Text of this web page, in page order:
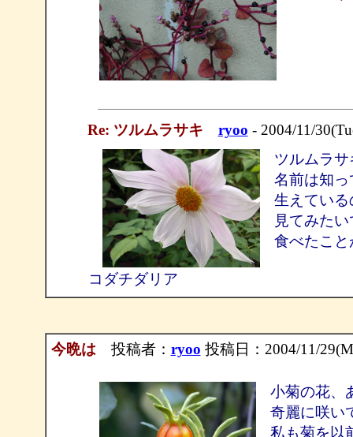
Re: ツルムラサキ ryoo - 2004/11/
ツルムラ
名前は知
生えてい
見てみた
食べたこ
コダチダリア
今晩は投稿者： ryoo 投稿日：2004/11/
小菊の花、
奇麗に咲い
私も菊を以